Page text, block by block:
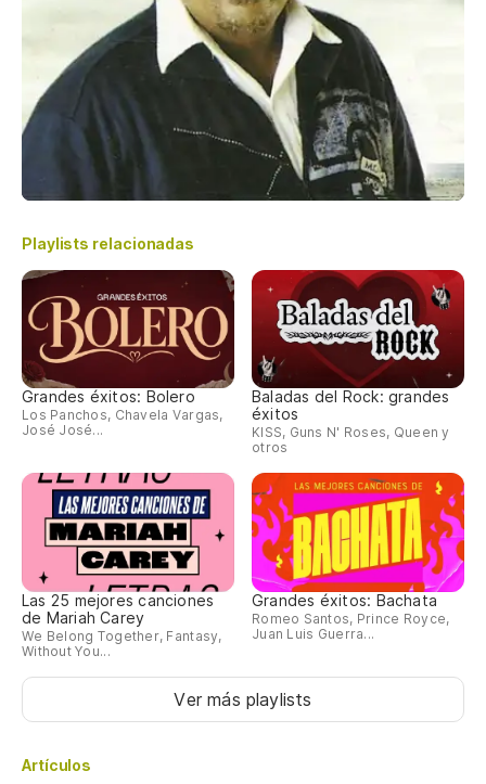
Playlists relacionadas
Grandes éxitos: Bolero
Los Panchos, Chavela Vargas,
José José...
Baladas del Rock: grandes
éxitos
KISS, Guns N' Roses, Queen y
otros
Las 25 mejores canciones
de Mariah Carey
We Belong Together, Fantasy,
Without You...
Grandes éxitos: Bachata
Romeo Santos, Prince Royce,
Juan Luis Guerra...
Ver más playlists
Artículos